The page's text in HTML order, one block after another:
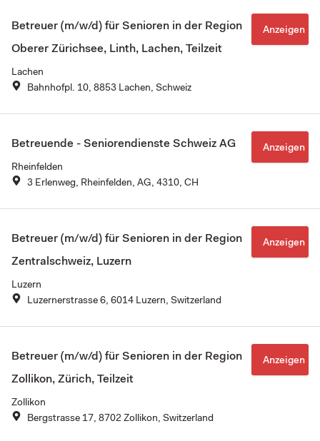
Betreuer (m/w/d) für Senioren in der Region
Oberer Zürichsee, Linth, Lachen, Teilzeit
Lachen
Bahnhofpl. 10, 8853 Lachen, Schweiz
Anzeigen
Betreuende - Seniorendienste Schweiz AG
Rheinfelden
3 Erlenweg, Rheinfelden, AG, 4310, CH
Anzeigen
Betreuer (m/w/d) für Senioren in der Region
Zentralschweiz, Luzern
Luzern
Luzernerstrasse 6, 6014 Luzern, Switzerland
Anzeigen
Betreuer (m/w/d) für Senioren in der Region
Zollikon, Zürich, Teilzeit
Zollikon
Bergstrasse 17, 8702 Zollikon, Switzerland
Anzeigen